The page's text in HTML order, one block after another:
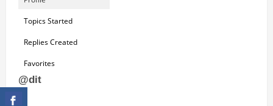
Topics Started
Replies Created
Favorites
@dit